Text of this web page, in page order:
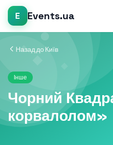
E Events.ua
Назад до Київ
Інше
Чорний
корвалолом»